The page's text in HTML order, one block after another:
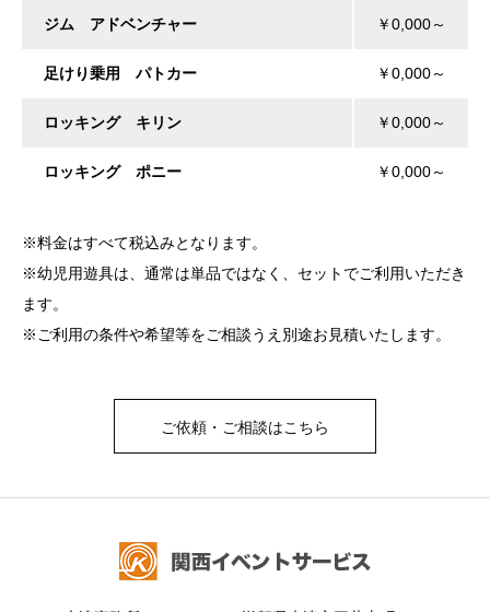
ジム アドベンチャー ￥0,000～
足けり乗用 パトカー ￥0,000～
ロッキング キリン ￥0,000～
ロッキング ポニー ￥0,000～
※料金はすべて税込みとなります。
※幼児用遊具は、通常は単品ではなく、セットでご利用いただき
ます。
※ご利用の条件や希望等をご相談うえ別途お見積いたします。
ご依頼・ご相談はこちら